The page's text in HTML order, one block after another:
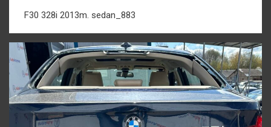
F30 328i 2013m. sedan_883